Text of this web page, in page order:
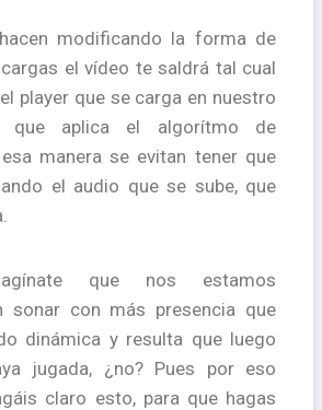
modificando la forma de
el vídeo te saldrá tal cual
player que se carga en nuestro
que aplica el algorítmo de
manera se evitan tener que
el audio que se sube, que
que nos estamos
sonar con más presencia que
dinámica y resulta que luego
jugada, ¿no? Pues por eso
claro esto, para que hagas